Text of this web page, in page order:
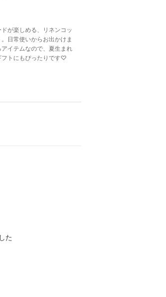
が楽しめる、リネンコッ
日常使いからお出かけま
イテムなので、夏生まれ
フトにもぴったりです♡
た